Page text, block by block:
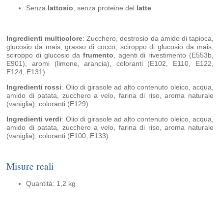
Senza lattosio, senza proteine del latte.
Ingredienti multicolore: Zucchero, destrosio da amido di tapioca,
glucosio da mais, grasso di cocco, sciroppo di glucosio da mais,
sciroppo di glucosio da frumento, agenti di rivestimento (E553b,
E901), aromi (limone, arancia), coloranti (E102, E110, E122,
E124, E131).
Ingredienti rossi: Olio di girasole ad alto contenuto oleico, acqua,
amido di patata, zucchero a velo, farina di riso, aroma naturale
(vaniglia), coloranti (E129).
Ingredienti verdi: Olio di girasole ad alto contenuto oleico, acqua,
amido di patata, zucchero a velo, farina di riso, aroma naturale
(vaniglia), coloranti (E100, E133).
Misure reali
Quantità: 1,2 kg